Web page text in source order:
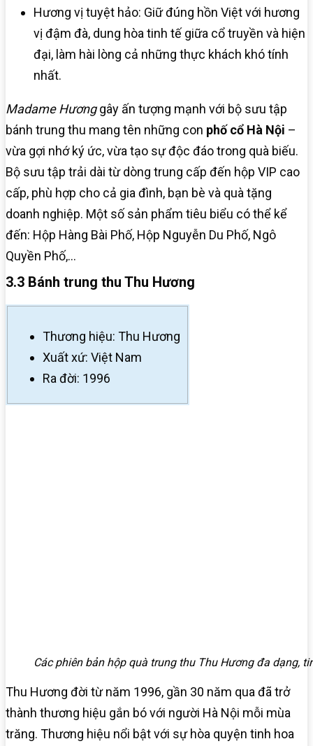
Hương vị tuyệt hảo: Giữ đúng hồn Việt với hương
vị đậm đà, dung hòa tinh tế giữa cổ truyền và hiện
đại, làm hài lòng cả những thực khách khó tính
nhất.
Madame Hươnggây ấn tượng mạnh với bộ sưu tập
bánh trung thu mang tên những con phố cổ Hà Nội –
vừa gợi nhớ ký ức, vừa tạo sự độc đáo trong quà biếu.
Bộ sưu tập trải dài từ dòng trung cấp đến hộp VIP cao
cấp, phù hợp cho cả gia đình, bạn bè và quà tặng
doanh nghiệp. Một số sản phẩm tiêu biểu có thể kể
đến: Hộp Hàng Bài Phố, Hộp Nguyễn Du Phố, Ngô
Quyền Phố,…
3.3 Bánh trung thu Thu Hương
Thương hiệu: Thu Hương
Xuất xứ: Việt Nam
Ra đời: 1996
Các phiên bản hộp quà trung thu Thu Hương đa dạng,
Thu Hương đời từ năm 1996, gần 30 năm qua đã trở
thành thương hiệu gắn bó với người Hà Nội mỗi mùa
trăng. Thương hiệu nổi bật với sự hòa quyện tinh hoa